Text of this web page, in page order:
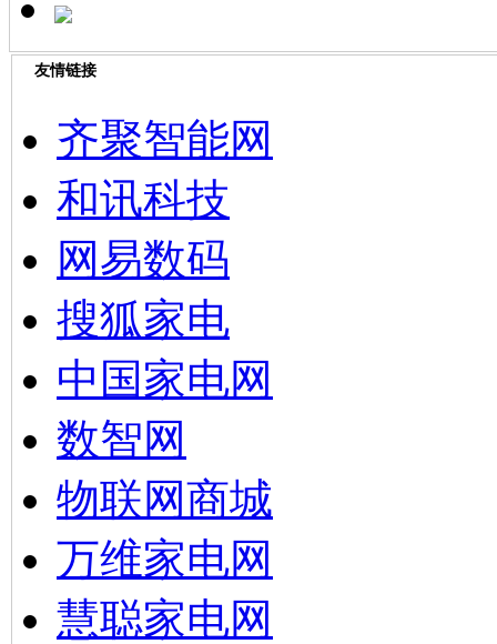
友情链接
齐聚智能网
和讯科技
网易数码
搜狐家电
中国家电网
数智网
物联网商城
万维家电网
慧聪家电网